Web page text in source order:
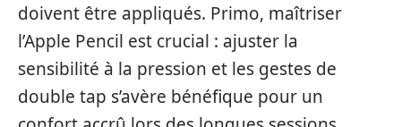
doivent être appliqués. Primo, maîtriser
l’Apple Pencil est crucial : ajuster la
sensibilité à la pression et les gestes de
double tap s’avère bénéfique pour un